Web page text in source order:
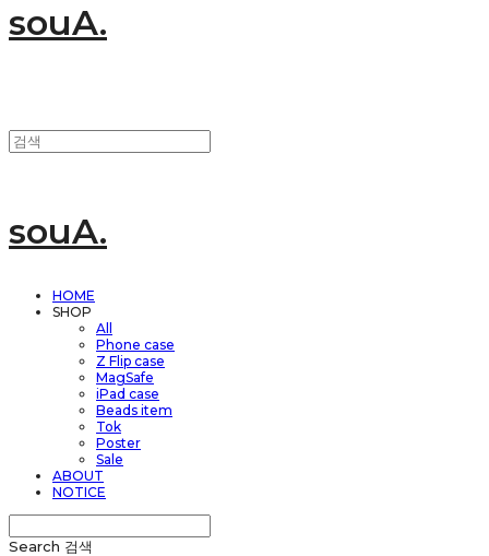
souA.
souA.
HOME
SHOP
All
Phone case
Z Flip case
MagSafe
iPad case
Beads item
Tok
Poster
Sale
ABOUT
NOTICE
Search 검색